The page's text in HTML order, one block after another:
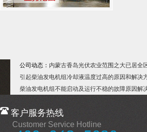
公司动态： 内蒙古香岛光伏农业范围之大已居全
引起柴油发电机组冷却液温度过高的原因和解决
柴油发电机组不能启动及运行不稳的故障原因解
客户服务热线
Customer Service Hotline